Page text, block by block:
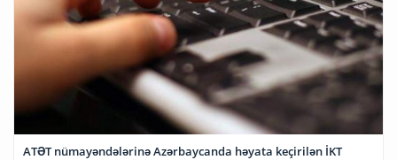
ATƏT nümayəndələrinə Azərbaycanda həyata keçirilən İKT